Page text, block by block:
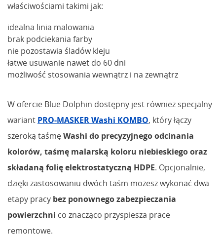
właściwościami takimi jak:
idealna linia malowania
brak podciekania farby
nie pozostawia śladów kleju
łatwe usuwanie nawet do 60 dni
możliwość stosowania wewnątrz i na zewnątrz
W ofercie Blue Dolphin dostępny jest również specjalny
wariant PRO-MASKER Washi KOMBO, który łączy
szeroką taśmęWashi do precyzyjnego odcinania
kolorów, taśmę malarską koloru niebieskiego oraz
składaną folię elektrostatyczną HDPE. Opcjonalnie,
dzięki zastosowaniu dwóch taśm możesz wykonać dwa
etapy pracy bez ponownego zabezpieczania
powierzchni co znacząco przyspiesza prace
remontowe.